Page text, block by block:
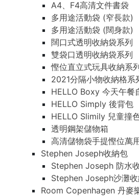
A4、F4高清文件書袋
多用途活動袋 (窄長款)
多用途活動袋 (闊身款)
闊口式透明收納袋系列
雙袋口透明收納袋系列
慳位直立式玩具收納系
2021分隔小物收納格系
HELLO Boxy 今天午餐
HELLO Simply 後背包
HELLO Slimily 兒童撞
透明鋼架儲物箱
高清儲物袋手提慳位萬
Stephen Joseph收納包
Stephen Joseph 防水
Stephen Joseph沙灘
Room Copenhagen 丹麥